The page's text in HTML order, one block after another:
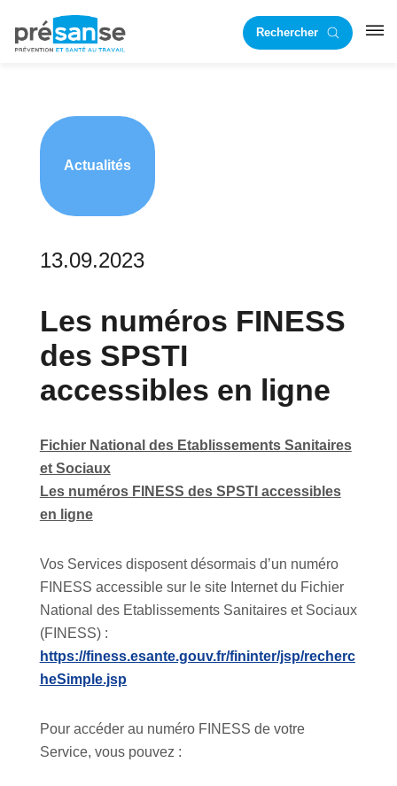
principale
RechercherRST
Actualités
13.09.2023
Les numéros FINESS
des SPSTI
accessibles en ligne
Fichier National des Etablissements Sanitaires
et Sociaux
Les numéros FINESS des SPSTI accessibles
en ligne
Vos Services disposent désormais d’un numéro
FINESS accessible sur le site Internet du Fichier
National des Etablissements Sanitaires et Sociaux
(FINESS) :
https://finess.esante.gouv.fr/fininter/jsp/recherc
heSimple.jsp
Pour accéder au numéro FINESS de votre
Service, vous pouvez :